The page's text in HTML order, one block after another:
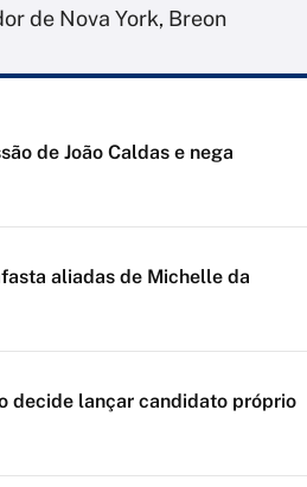
de Nova York, Breon
de João Caldas e nega
aliadas de Michelle da
decide lançar candidato próprio